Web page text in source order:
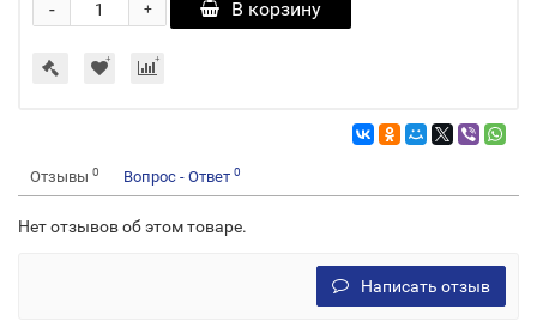
+
- В корзину
Отзывы 0 Вопрос - Ответ 0
Нет отзывов об этом товаре.
Написать отзыв